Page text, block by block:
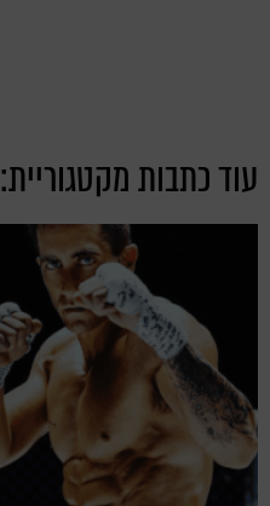
עוד כתבות מקטגוריית: